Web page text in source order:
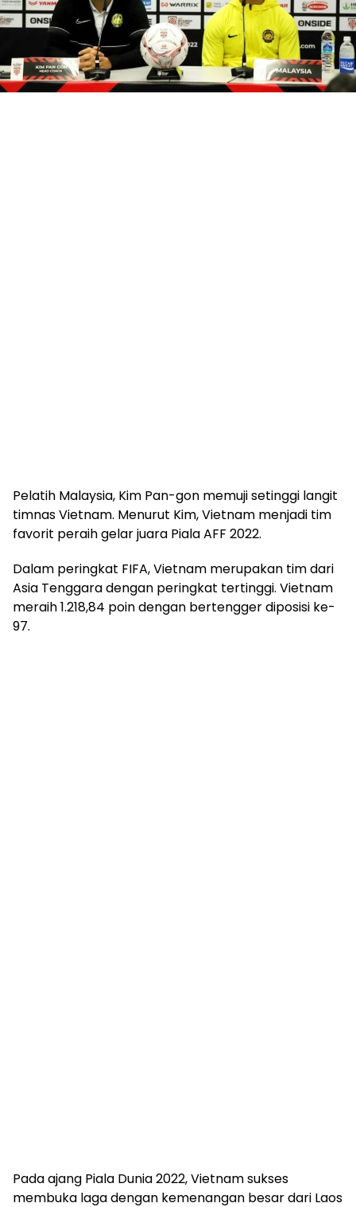
Pelatih Malaysia, Kim Pan-gon memuji setinggi langit
timnas Vietnam. Menurut Kim, Vietnam menjadi tim
favorit peraih gelar juara Piala AFF 2022.
Dalam peringkat FIFA, Vietnam merupakan tim dari
Asia Tenggara dengan peringkat tertinggi. Vietnam
meraih 1.218,84 poin dengan bertengger diposisi ke-
97.
Pada ajang Piala Dunia 2022, Vietnam sukses
membuka laga dengan kemenangan besar dari Laos